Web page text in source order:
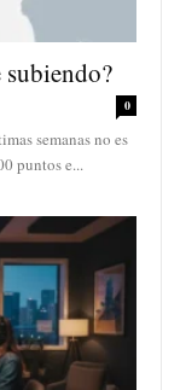
subiendo?
0
semanas no es
puntos e...